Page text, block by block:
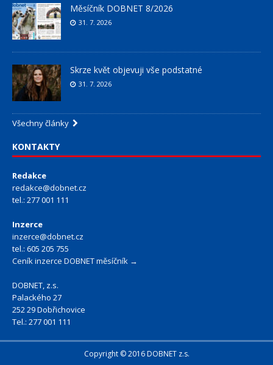
Měsíčník DOBNET 8/2026
31. 7. 2026
Skrze květ objevuji vše podstatné
31. 7. 2026
Všechny články
KONTAKTY
Redakce
redakce@dobnet.cz
tel.: 277 001 111
Inzerce
inzerce@dobnet.cz
tel.: 605 205 755
Ceník inzerce DOBNET měsíčník →
DOBNET, z.s.
Palackého 27
252 29 Dobřichovice
Tel.: 277 001 111
Copyright © 2016 DOBNET z.s.